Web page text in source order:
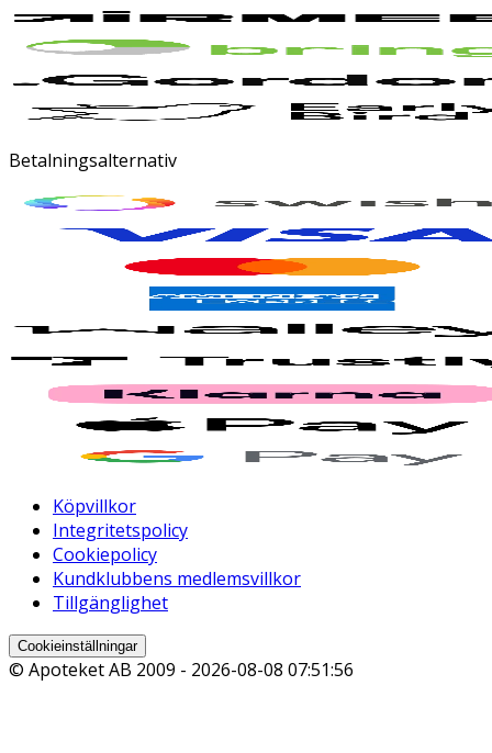
Betalningsalternativ
Köpvillkor
Integritetspolicy
Cookiepolicy
Kundklubbens medlemsvillkor
Tillgänglighet
Cookieinställningar
© Apoteket AB 2009 - 2026-08-08 07:51:56